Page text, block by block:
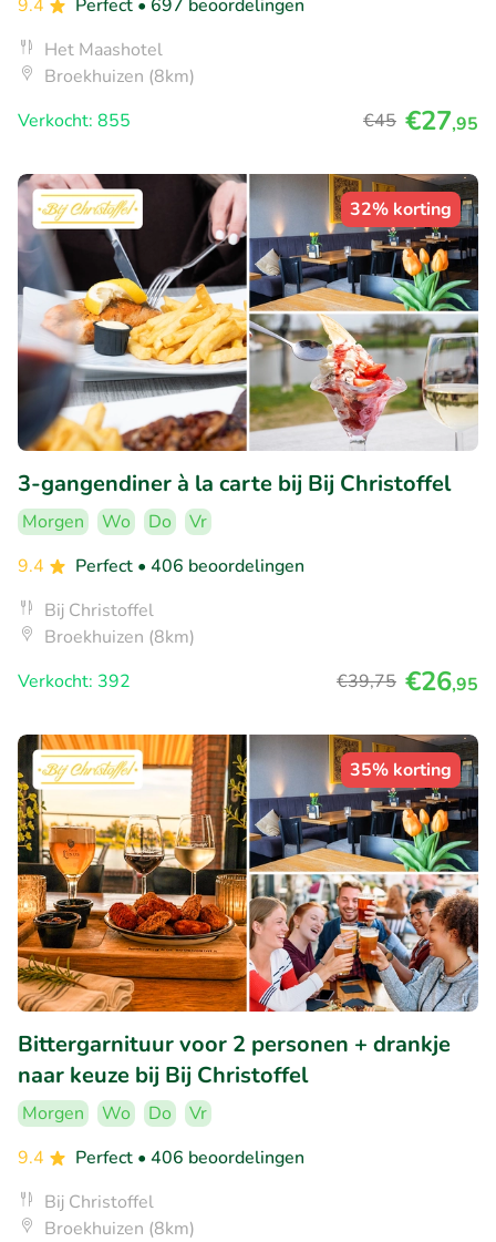
9.4 Perfect • 697 beoordelingen
Het Maashotel
Broekhuizen (8km)
Verkocht: 855
€45 €27,95
32% korting
3-gangendiner à la carte bij Bij Christoffel
Morgen Wo Do
Vr
9.4
Perfect • 406 beoordelingen
Bij Christoffel
Broekhuizen (8km)
Verkocht: 392
€39,75 €26,95
35% korting
Bittergarnituur voor 2 personen + drankje
naar keuze bij Bij Christoffel
Morgen Wo Do
Vr
9.4
Perfect • 406 beoordelingen
Bij Christoffel
Broekhuizen (8km)